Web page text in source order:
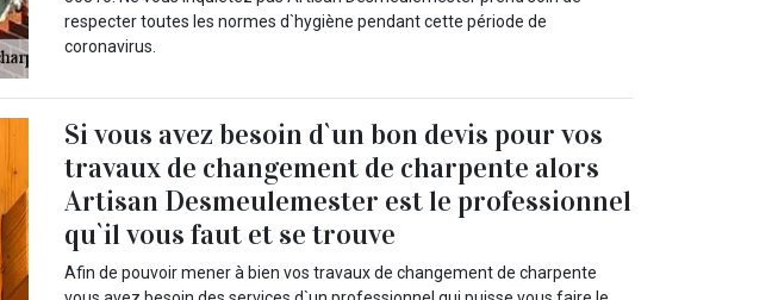
respecter toutes les normes d`hygiène pendant cette période de
coronavirus.
Si vous avez besoin d`un bon devis pour vos
travaux de changement de charpente alors
Artisan Desmeulemester est le professionnel
qu`il vous faut et se trouve
Afin de pouvoir mener à bien vos travaux de changement de charpente